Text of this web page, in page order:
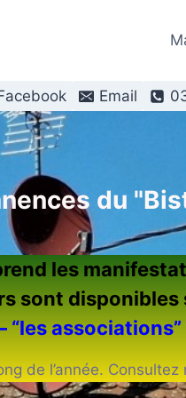
Email
du
les
sont disponibles
“les associations”
de l’année.